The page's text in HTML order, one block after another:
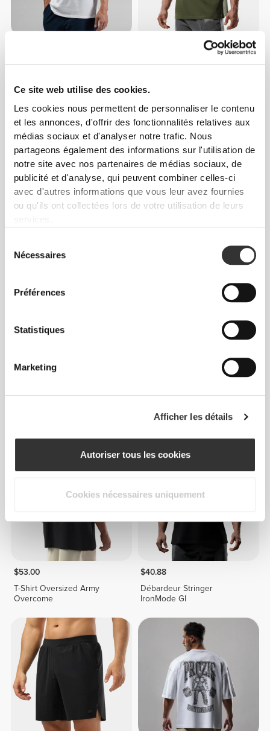
Ce site web utilise des cookies.
Les cookies nous permettent de personnaliser le contenu
et les annonces, d'offrir des fonctionnalités relatives aux
médias sociaux et d'analyser notre trafic. Nous
partageons également des informations sur l'utilisation de
notre site avec nos partenaires de médias sociaux, de
publicité et d'analyse, qui peuvent combiner celles-ci
avec d'autres informations que vous leur avez fournies
ou qu'ils ont collectées lors de votre utilisation de leurs
Nécessaires
Préférences
Statistiques
Marketing
Afficher les détails
Autoriser tous les cookies
Cookies nécessaires uniquement
T-shirt pour Homme
Débardeur IronMode P
$19.68
$22.71
Débardeur Athleisure
$53.00
T-Shirt Oversized Army
Overcome
$40.88
Débardeur Stringer
IronMode GI